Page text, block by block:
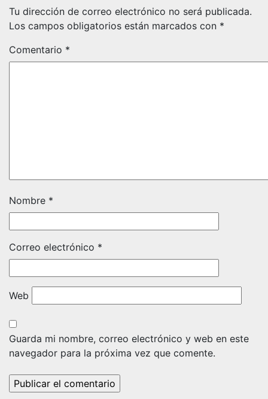
Tu dirección de correo electrónico no será publicada.
Los campos obligatorios están marcados con *
Comentario *
Nombre *
Correo electrónico *
Web
Guarda mi nombre, correo electrónico y web en este
navegador para la próxima vez que comente.